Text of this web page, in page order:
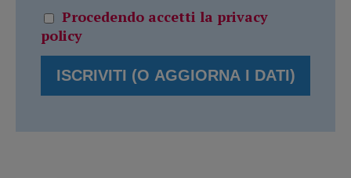
Procedendo accetti la privacy
policy